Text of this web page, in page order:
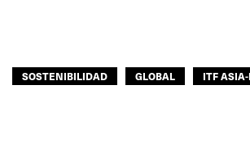
SOSTENIBILIDAD GLOBAL ITF